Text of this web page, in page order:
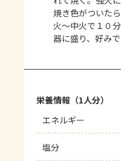
焼き色がついたら
火～中火で１０分
器に盛り、好み
栄養情報（1人分）
エネルギー
塩分